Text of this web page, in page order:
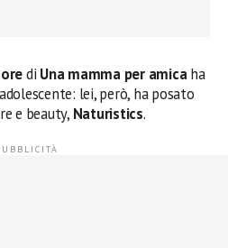
di Una mamma per amicaha
lei, però, ha posato
e beauty, Naturistics.